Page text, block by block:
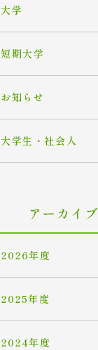
大学
短期大学
お知らせ
大学生・社会人
アーカイブ
2026年度
2025年度
2024年度